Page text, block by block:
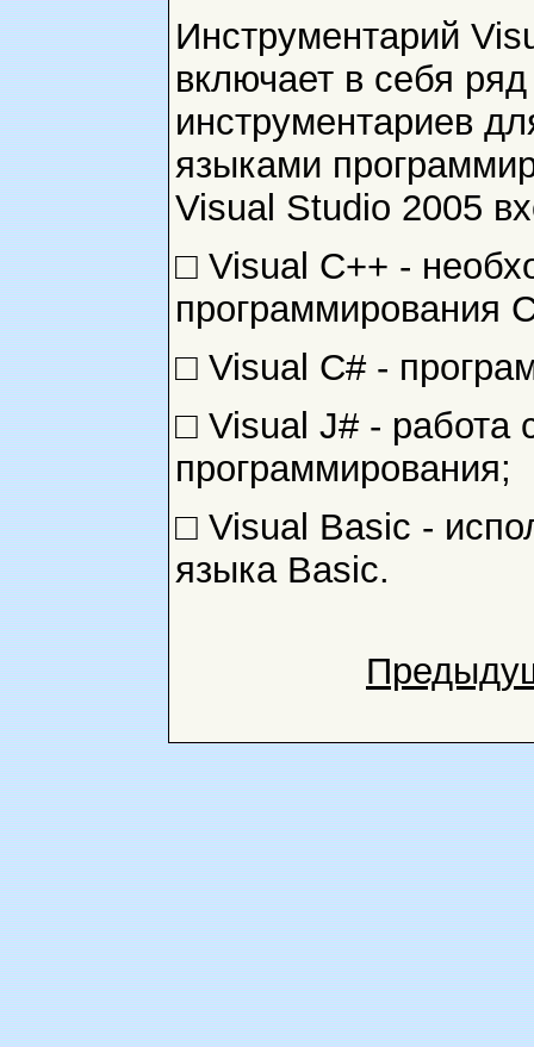
Инструментарий
включает в себя
инструментариев
языками
Visual Studio 2005
□ Visual C++ -
программирования
□ Visual C# -
□ Visual J# - работа
программирования;
□ Visual Basic -
языка Basic.